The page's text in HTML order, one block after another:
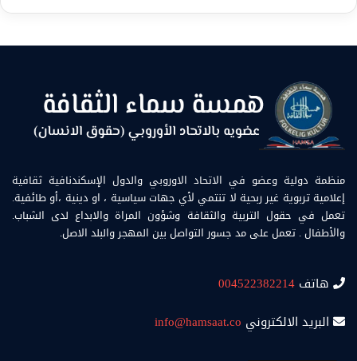
منظمة دولية وعضو في الاتحاد الاوروبي والدول الإسكندنافية ثقافية
إعلامية تربوية غير ربحية لا تنتمي لأي جهات سياسية ، او دينية ،أو طائفية.
تعمل في حقول التربية والثقافة وشؤون المراة والابداع لدى الشباب.
والأطفال . تعمل على مد جسور التواصل بين المهجر والبلد الاصل.
هاتف 004522382214
البريد الالكتروني info@hamsaat.co